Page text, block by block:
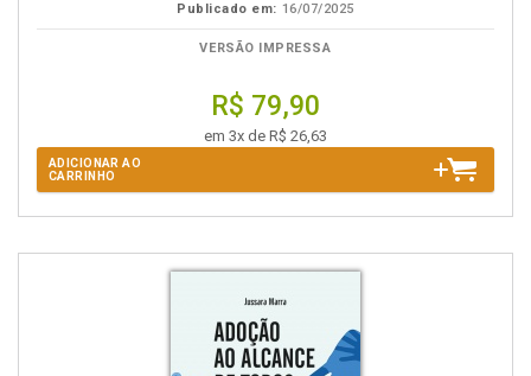
Publicado em: 16/07/2025
VERSÃO IMPRESSA
R$ 79,90
em 3x de R$ 26,63
ADICIONAR AO
CARRINHO